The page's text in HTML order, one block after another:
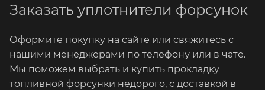
Заказать уплотнители форсунок
Оформите покупку на сайте или свяжитесь с
нашими менеджерами по телефону или в чате.
Мы поможем выбрать и купить прокладку
топливной форсунки недорого, с доставкой в